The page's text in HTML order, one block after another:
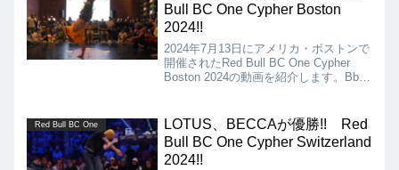
Bull BC One Cypher Boston
2024!!
2024年7月13日にアメリカ・ボストンで
開催されたRed Bull BC One Cypher
Boston 2024の動画を紹介します。Bboy
が、結果はWhorah、Sunnyの優勝とな
りました!!
Red Bull BC One
LOTUS、BECCAが優勝!! Red
Bull BC One Cypher Switzerland
2024!!